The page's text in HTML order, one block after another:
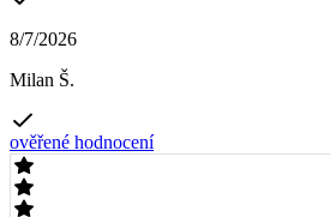
8/7/2026
Milan Š.
ověřené hodnocení